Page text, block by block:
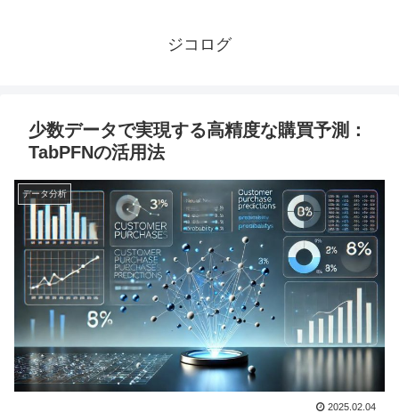
ジコログ
少数データで実現する高精度な購買予測：
TabPFNの活用法
データ分析
2025.02.04